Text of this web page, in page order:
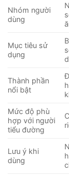
Nhóm người
dùng
Mục tiêu sử
dụng
Thành phần
nổi bật
Mức độ phù
hợp với người
tiểu đường
Lưu ý khi
dùng